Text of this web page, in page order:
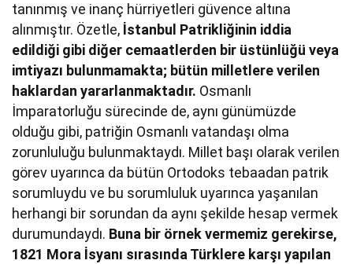
tanınmış ve inanç hürriyetleri güvence altına
alınmıştır. Özetle, İstanbul Patrikliğinin iddia
edildiği gibi diğer cemaatlerden bir üstünlüğü veya
imtiyazı bulunmamakta; bütün milletlere verilen
haklardan yararlanmaktadır. Osmanlı
İmparatorluğu sürecinde de, aynı günümüzde
olduğu gibi, patriğin Osmanlı vatandaşı olma
zorunluluğu bulunmaktaydı. Millet başı olarak verilen
görev uyarınca da bütün Ortodoks tebaadan patrik
sorumluydu ve bu sorumluluk uyarınca yaşanılan
herhangi bir sorundan da aynı şekilde hesap vermek
durumundaydı. Buna bir örnek vermemiz gerekirse,
1821 Mora İsyanı sırasında Türklere karşı yapılan